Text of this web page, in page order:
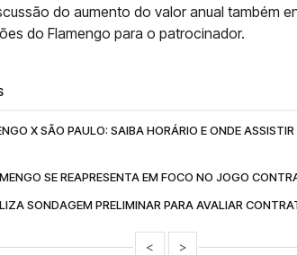
do aumento do valor anual também
do Flamengo para o patrocinador.
X SÃO PAULO: SAIBA HORÁRIO E ONDE
SE REAPRESENTA EM FOCO NO JOGO
SONDAGEM PRELIMINAR PARA AVALIAR
< >